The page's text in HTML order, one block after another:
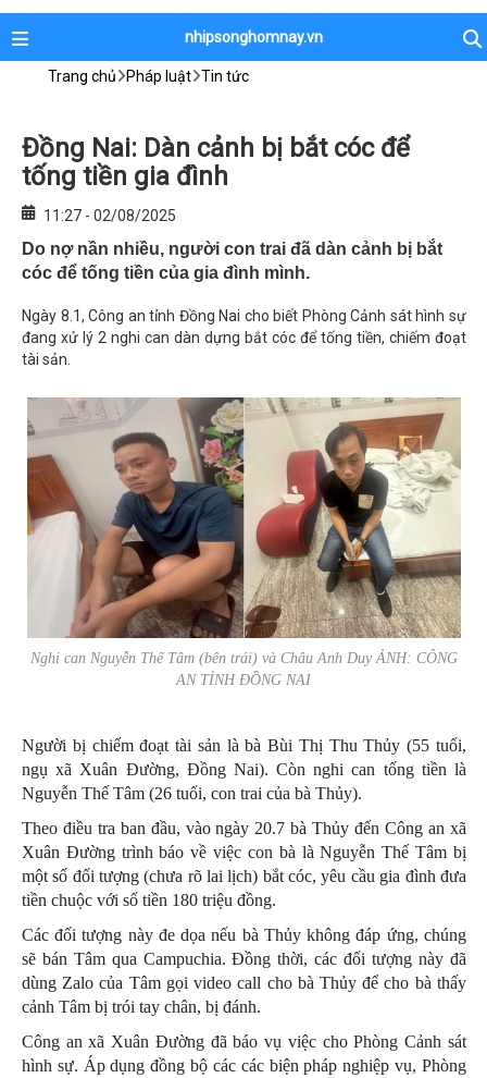
nhipsonghomnay.vn
Trang chủ Pháp luật Tin tức
Đồng Nai: Dàn cảnh bị bắt cóc để
tống tiền gia đình
11:27 - 02/08/2025
Do nợ nần nhiều, người con trai đã dàn cảnh bị bắt
cóc để tống tiền của gia đình mình.
Ngày 8.1, Công an tỉnh Đồng Nai cho biết Phòng Cảnh sát hình sự
đang xử lý 2 nghi can dàn dựng bắt cóc để tống tiền, chiếm đoạt
tài sản.
Nghi can Nguyễn Thế Tâm (bên trái) và Châu Anh Duy ẢNH: CÔNG
AN TỈNH ĐỒNG NAI
Người bị chiếm đoạt tài sản là bà Bùi Thị Thu Thủy (55 tuổi,
ngụ xã Xuân Đường, Đồng Nai). Còn nghi can tống tiền là
Nguyễn Thế Tâm (26 tuổi, con trai của bà Thủy).
Theo điều tra ban đầu, vào ngày 20.7 bà Thủy đến Công an xã
Xuân Đường trình báo về việc con bà là Nguyễn Thế Tâm bị
một số đối tượng (chưa rõ lai lịch) bắt cóc, yêu cầu gia đình đưa
tiền chuộc với số tiền 180 triệu đồng.
Các đối tượng này đe dọa nếu bà Thủy không đáp ứng, chúng
sẽ bán Tâm qua Campuchia. Đồng thời, các đối tượng này đã
dùng Zalo của Tâm gọi video call cho bà Thủy để cho bà thấy
cảnh Tâm bị trói tay chân, bị đánh.
Công an xã Xuân Đường đã báo vụ việc cho Phòng Cảnh sát
hình sự. Áp dụng đồng bộ các các biện pháp nghiệp vụ, Phòng